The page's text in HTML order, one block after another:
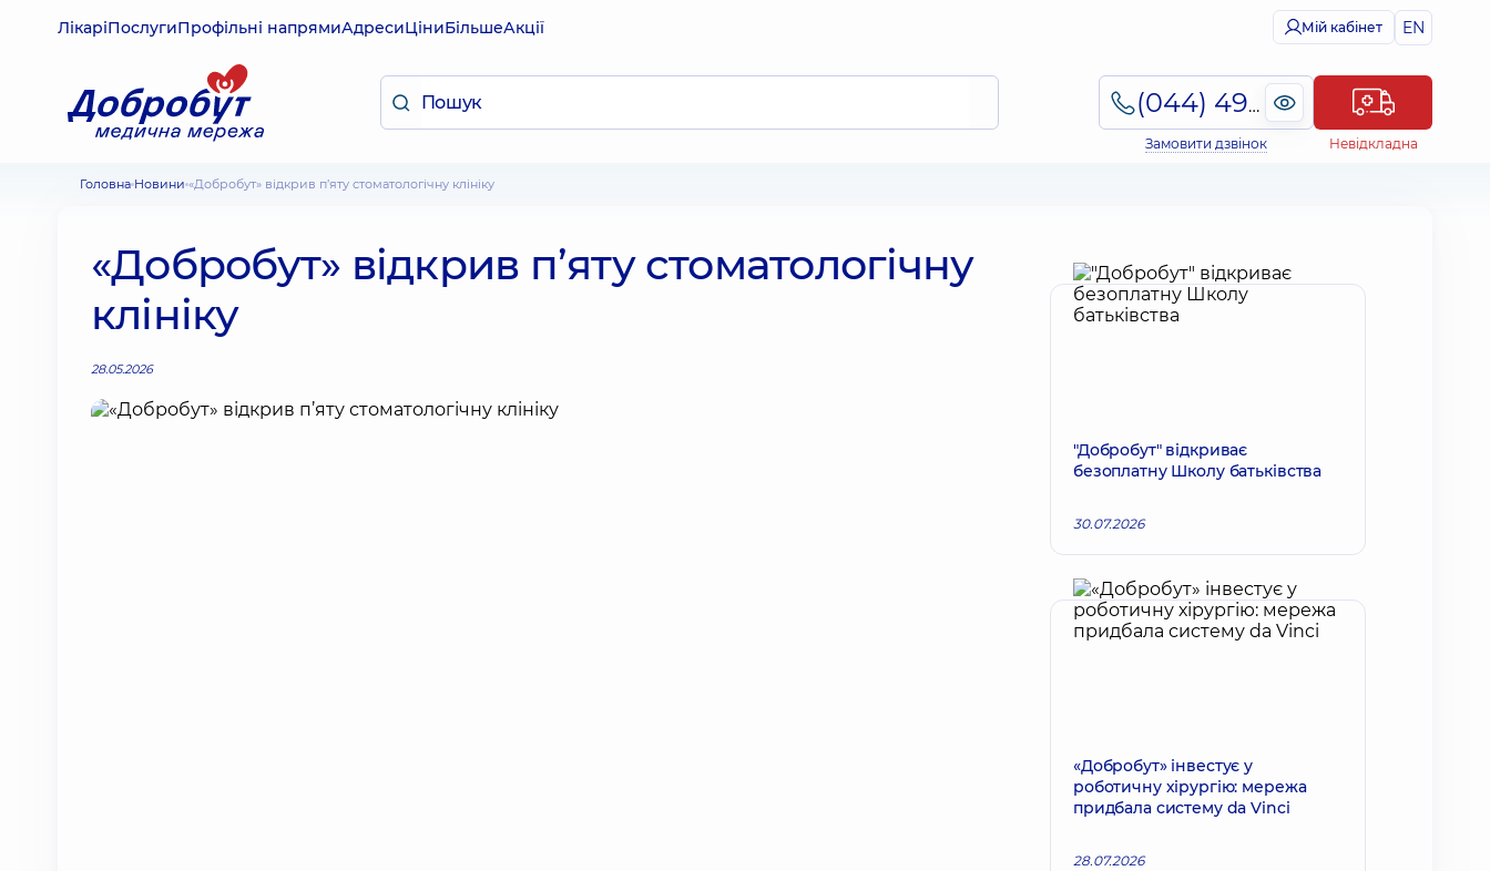
ЛікаріПослугиПрофільні напрямиАдресиЦіниБільшеАкції Мій кабінет EN
(044) 495-2-888
Замовити дзвінок Невідкладна
Головна Новини «Добробут» відкрив п’яту стоматологічну клініку
«Добробут» відкрив п’яту стоматологічну
клініку
28.05.2026
"Добробут" відкриває
безоплатну Школу батьківства
30.07.2026
«Добробут» інвестує у
роботичну хірургію: мережа
придбала систему da Vinci
28.07.2026